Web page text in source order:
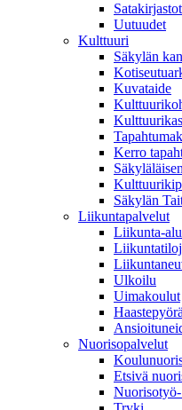
Satakirjastot
Uutuudet
Kulttuuri
Säkylän
Kuvataide
Kerro
Säkylän
Liikuntapalvelut
Liikunta-
Ulkoilu
Uimakoulut
Nuorisopalvelut
Etsivä